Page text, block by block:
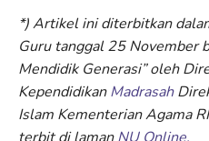
*) Artikel ini diterbitkan
Guru tanggal 25 November
Mendidik Generasi” oleh
KependidikanMadrasah
Islam Kementerian Agama
terbit di lamanNU Online.